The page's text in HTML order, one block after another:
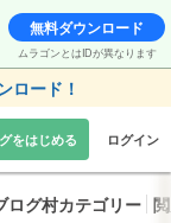
無料ダウンロード
ムラゴンとはIDが異なります
ロード！
をはじめる ログイン
ログ村カテゴリー